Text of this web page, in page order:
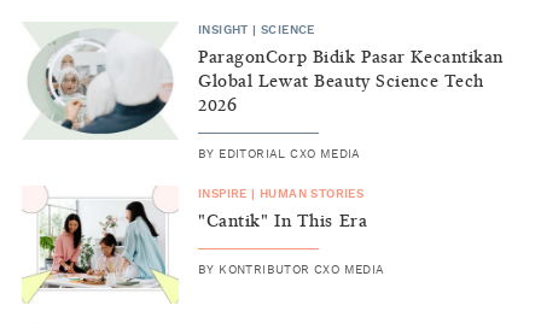
INSIGHT |SCIENCE
ParagonCorp Bidik Pasar Kecantikan
Global Lewat Beauty Science Tech
2026
BY EDITORIAL CXO MEDIA
INSPIRE HUMAN STORIES
"Cantik" In This Era
BY KONTRIBUTOR CXO MEDIA